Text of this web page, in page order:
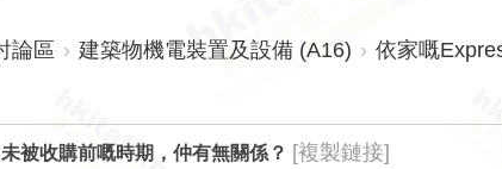
論區 › 建築物機電裝置及設備 (A16) › 依家嘅
被收購前嘅時期，仲有無關係？ [複製鏈接]